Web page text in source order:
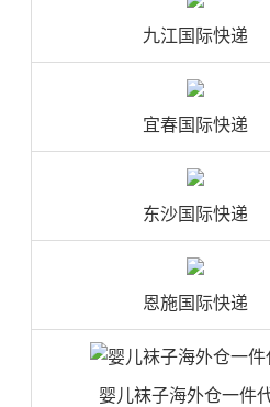
九江国际快递
宜春国际快递
东沙国际快递
恩施国际快递
婴儿袜子海外仓一件